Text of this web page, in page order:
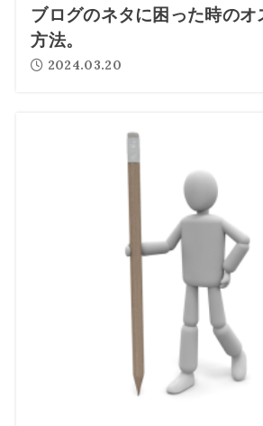
ブログのネタに困った時のオ
方法。
2024.03.20